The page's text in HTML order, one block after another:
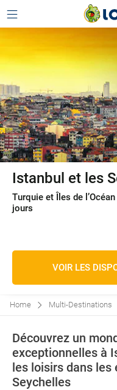
Istanbul et les
Turquie et Îles de
jours
VOIR LES
Home Multi-Destinations
Découvrez un
exceptionnelles à
les loisirs dans les
Seychelles